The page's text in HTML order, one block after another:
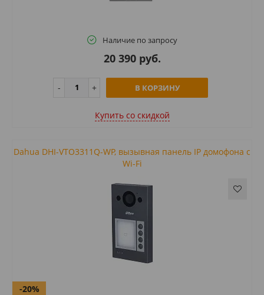
Наличие по запросу
20 390 руб.
В КОРЗИНУ
Купить cо скидкой
Dahua DHI-VTO3311Q-WP, вызывная панель IP домофона с
Wi-Fi
-20%